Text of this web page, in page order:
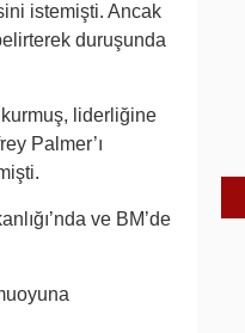
istemişti. Ancak
duruşunda
liderliğine
Palmer’ı
ve BM’de